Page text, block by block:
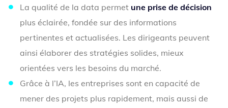
La qualité de la data permet une prise de décision
plus éclairée, fondée sur des informations
pertinentes et actualisées. Les dirigeants peuvent
ainsi élaborer des stratégies solides, mieux
orientées vers les besoins du marché.
Grâce à l’IA, les entreprises sont en capacité de
mener des projets plus rapidement, mais aussi de